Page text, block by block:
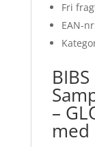
Fri
EAN-
–
med